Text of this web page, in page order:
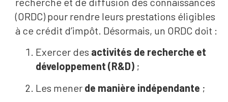
(ORDC) pour rendre leurs prestations éligibles
à ce crédit d’impôt. Désormais, un ORDC doit :
Exercer des activités de recherche et
développement (R&D) ;
Les mener de manière indépendante ;